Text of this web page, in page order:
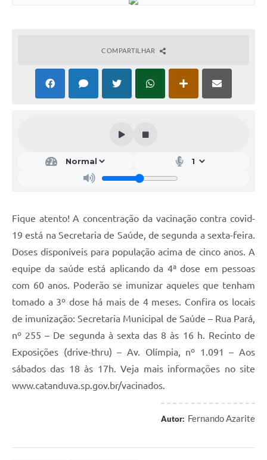
A Prefeitura
Jornal
Agenda
SIC
Diário Oficial
Contato
Editais
COMPARTILHAR
Fique atento! A concentração da vacinação contra covid-
19 está na Secretaria de Saúde, de segunda a sexta-feira.
Doses disponíveis para população acima de cinco anos. A
equipe da saúde está aplicando da 4ª dose em pessoas
com 60 anos. Poderão se imunizar aqueles que tenham
tomado a 3º dose há mais de 4 meses. Confira os locais
de imunização: Secretaria Municipal de Saúde – Rua Pará,
nº 255 – De segunda à sexta das 8 às 16 h. Recinto de
Exposições (drive-thru) – Av. Olímpia, nº 1.091 – Aos
sábados das 18 às 17h. Veja mais informações no site
www.catanduva.sp.gov.br/vacinados.
Autor: Fernando Azarite